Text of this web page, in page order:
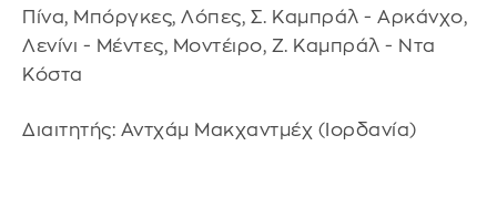
Πίνα, Μπόργκες, Λόπες, Σ. Καμπράλ - Αρκάνχο,
Λενίνι - Μέντες, Μοντέιρο, Ζ. Καμπράλ - Ντα
Κόστα
Διαιτητής: Αντχάμ Μακχαντμέχ (Ιορδανία)